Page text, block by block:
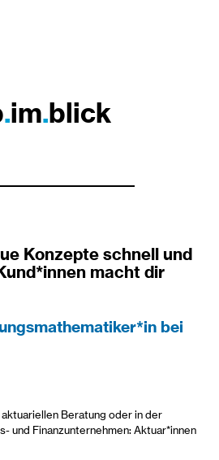
.im.blick
Konzepte schnell und
macht dir
bei
Beratung oder in der
und Finanzunternehmen: Aktuar*innen